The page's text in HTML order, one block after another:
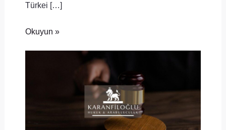
Türkei […]
Okuyun »